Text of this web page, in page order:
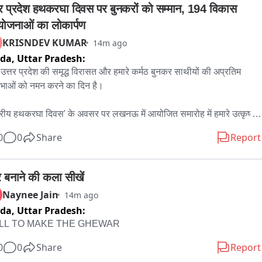
प्रदेश हथकरघा दिवस पर बुनकरों को सम्मान, 194 विकास
का लोकार्पण
KRISNDEV KUMAR 14m ago
Uttar Pradesh:
प्रदेश की समृद्ध विरासत और हमारे कर्मठ बुनकर साथीयों की अप्रतिम
को नमन करने का दिन है।
हथकरघा दिवस' के अवसर पर लखनऊ में आयोजित समारोह में हमारे उत्कृष्ट
मिलेगा। साथ ही, 'मुख्यमंत्री हैंडलूम एवं पावरलूम उद्योग विकास योजना'
किए जाएंगे।
जनपद अम्बेडकरनगर के सर्वांगीण विकास के लिए ₹706 करोड़ से
की 194 विकास परियोजनाओं का लोकार्पण/शिलान्यास होगा। साथ ही, विभिन्न
योजनाओं के लाभार्थियों को स्वीकृति-पत्र, प्रमाण-पत्र और चेक भी
करूंगा।
0 Share Report
बनाने की कला सीखें
Naynee Jain 14m ago
Uttar Pradesh:
TO MAKE THE GHEWAR
0 Share Report